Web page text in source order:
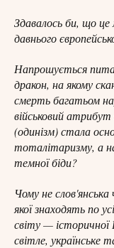
Здавалось би, що це
давнього
Напрошується
дракон, на якому
смерть багатьом
військовий атрибут
(одинізм) стала
тоталітаризму, а
темної біди?
Чому не
якої знаходять по
світу — історичної
світле, українське